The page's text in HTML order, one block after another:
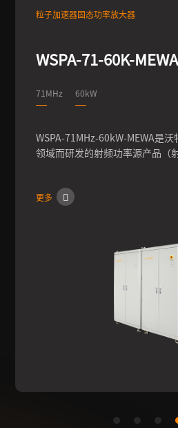
粒子加速器固态功率放大器
WSPA-71-60K-MEWA
71MHz 60kW
WSPA-71MHz-60kW-MEWA是
领域而研发的射频功率源产品（
节，同时具有经过内部硬件、软
更多